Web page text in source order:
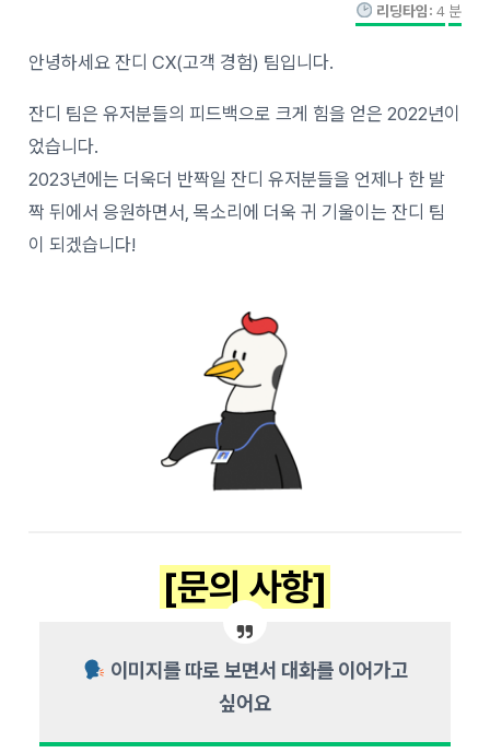
리딩타임: 4 분
안녕하세요 잔디 CX(고객 경험) 팀입니다.
잔디 팀은 유저분들의 피드백으로 크게 힘을 얻은 2022년이
었습니다.
2023년에는 더욱더 반짝일 잔디 유저분들을 언제나 한 발
짝 뒤에서 응원하면서, 목소리에 더욱 귀 기울이는 잔디 팀
이 되겠습니다!
[문의 사항]
이미지를 따로 보면서 대화를 이어가고
싶어요